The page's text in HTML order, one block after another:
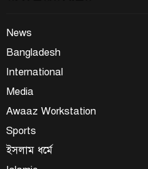
News
Bangladesh
International
Media
Awaaz Workstation
Sports
ইসলাম ধর্মে